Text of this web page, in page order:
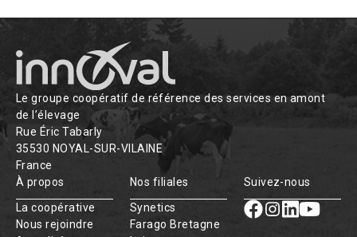
Le groupe coopératif de référence des services en amont
de l’élevage
Rue Éric Tabarly
35530 NOYAL-SUR-VILAINE
France
À propos
La coopérative
Nous rejoindre
Nos filiales
Synetics
Farago Bretagne
Suivez-nous